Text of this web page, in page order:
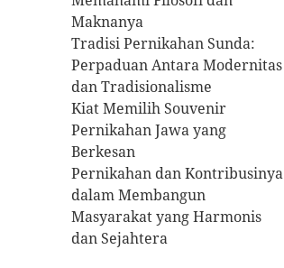
Maknanya
Tradisi Pernikahan Sunda:
Perpaduan Antara Modernitas
dan Tradisionalisme
Kiat Memilih Souvenir
Pernikahan Jawa yang
Berkesan
Pernikahan dan Kontribusinya
dalam Membangun
Masyarakat yang Harmonis
dan Sejahtera